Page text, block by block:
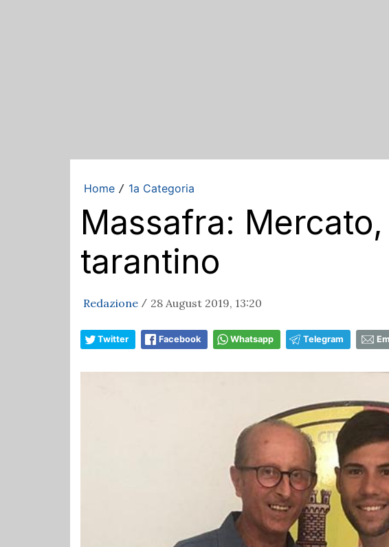
Home / 1a Categoria
Massafra:
tarantino
Redazione / 28 August 2019, 13:20
Twitter Facebook Whatsapp Telegram